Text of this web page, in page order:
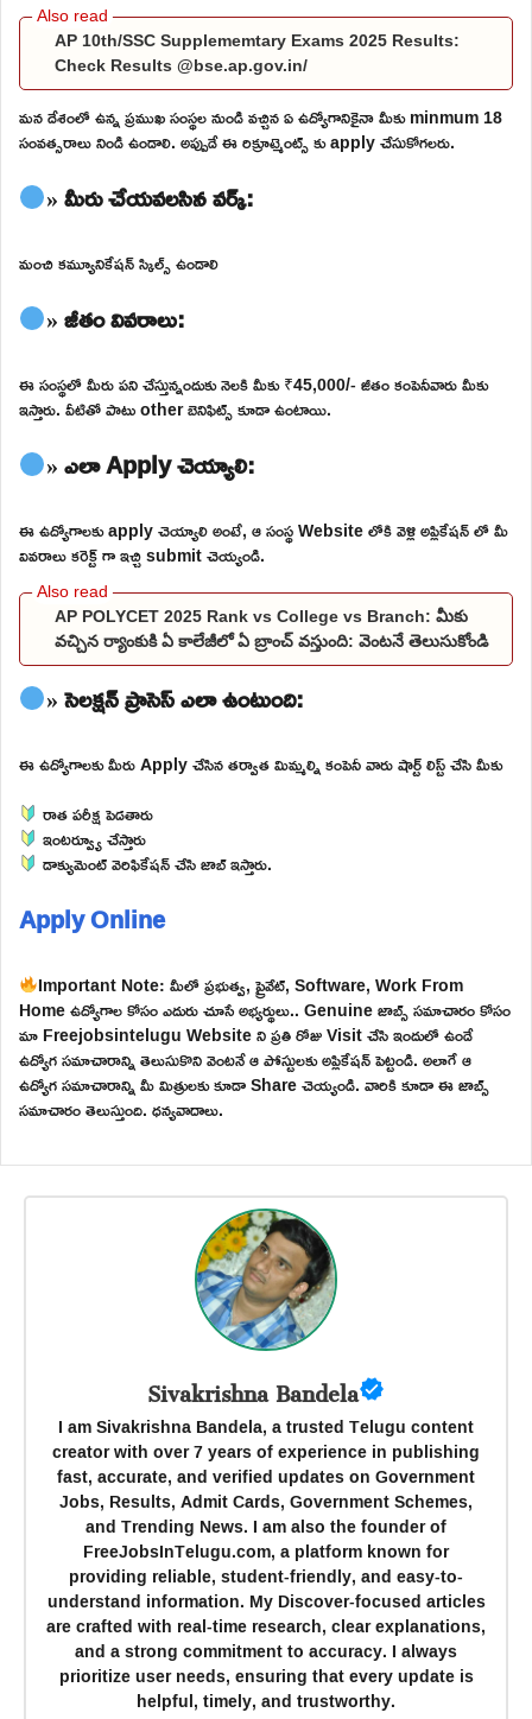
AP 10th/SSC Supplememtary Exams 2025 Results:
Check Results @bse.ap.gov.in/
మన దేశంలో ఉన్న ప్రముఖ సంస్థల నుండి వచ్చిన ఏ ఉద్యోగానికైనా మీకు minmum 18
సంవత్సరాలు నిండి ఉండాలి. అప్పుడే ఈ రిక్రూట్మెంట్స్ కు apply చేసుకోగలరు.
» మీరు చేయవలసిన వర్క్:
మంచి కమ్యూనికేషన్ స్కిల్స్ ఉండాలి
» జీతం వివరాలు:
ఈ సంస్థలో మీరు పని చేస్తున్నందుకు నెలకి మీకు ₹45,000/- జీతం కంపెనీవారు మీకు
ఇస్తారు. వీటితో పాటు other బెనిఫిట్స్ కూడా ఉంటాయి.
» ఎలా Apply చెయ్యాలి:
ఈ ఉద్యోగాలకు apply చెయ్యాలి అంటే, ఆ సంస్థ Website లోకి వెళ్లి అప్లికేషన్ లో మీ
వివరాలు కరెక్ట్ గా ఇచ్చి submit చెయ్యండి.
AP POLYCET 2025 Rank vs College vs Branch: మీకు
వచ్చిన ర్యాంకుకి ఏ కాలేజీలో ఏ బ్రాంచ్ వస్తుంది: వెంటనే తెలుసుకోండి
» సెలక్షన్ ప్రాసెస్ ఎలా ఉంటుంది:
ఈ ఉద్యోగాలకు మీరు Apply చేసిన తర్వాత మిమ్మల్ని కంపెనీ వారు షార్ట్ లిస్ట్ చేసి మీకు
రాత పరీక్ష పెడతారు
ఇంటర్వ్యూ చేస్తారు
డాక్యుమెంట్ వెరిఫికేషన్ చేసి జాబ్ ఇస్తారు.
Apply Online
Important Note: మీలో ప్రభుత్వ, ప్రైవేట్, Software, Work From
Home ఉద్యోగాల కోసం ఎదురు చూసే అభ్యర్థులు.. Genuine జాబ్స్ సమాచారం కోసం
మా Freejobsintelugu Website ని ప్రతి రోజు Visit చేసి ఇందులో ఉండే
ఉద్యోగ సమాచారాన్ని తెలుసుకొని వెంటనే ఆ పోస్టులకు అప్లికేషన్ పెట్టండి. అలాగే ఆ
ఉద్యోగ సమాచారాన్ని మీ మిత్రులకు కూడా Share చెయ్యండి. వారికి కూడా ఈ జాబ్స్
సమాచారం తెలుస్తుంది. ధన్యవాదాలు.
Sivakrishna Bandela
I am Sivakrishna Bandela, a trusted Telugu content
creator with over 7 years of experience in publishing
fast, accurate, and verified updates on Government
Jobs, Results, Admit Cards, Government Schemes,
and Trending News. I am also the founder of
FreeJobsInTelugu.com, a platform known for
providing reliable, student-friendly, and easy-to-
understand information. My Discover-focused articles
are crafted with real-time research, clear explanations,
and a strong commitment to accuracy. I always
prioritize user needs, ensuring that every update is
helpful, timely, and trustworthy.